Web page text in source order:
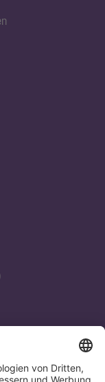
Jetzt anmelden